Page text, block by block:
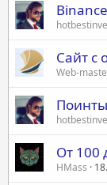
Сайт с
Web-
Поинты
От 100
HMass